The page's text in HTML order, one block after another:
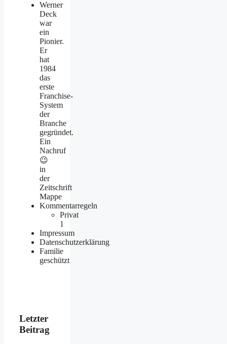
Werner
Deck
war
ein
Pionier.
Er
hat
1984
das
erste
Franchise-
System
der
Branche
gegründet.
Ein
Nachruf
😉
in
der
Zeitschrift
Mappe
Kommentarregeln
Privat
1
Impressum
Datenschutzerklärung
Familie
geschützt
Letzter
Beitrag